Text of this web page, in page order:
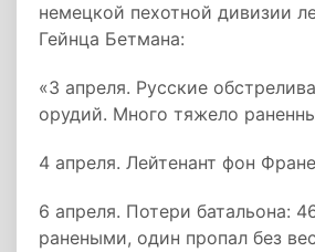
немецкой пехотной дивизии
Гейнца Бетмана:
«3 апреля. Русские
орудий. Много тяжело
4 апреля. Лейтенант фон
6 апреля. Потери батальона:
ранеными, один пропал без